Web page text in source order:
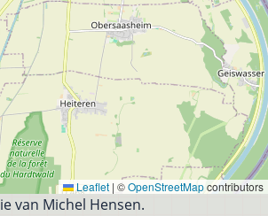
Leaflet | ©OpenStreetMapcontributors
van Michel Hensen.